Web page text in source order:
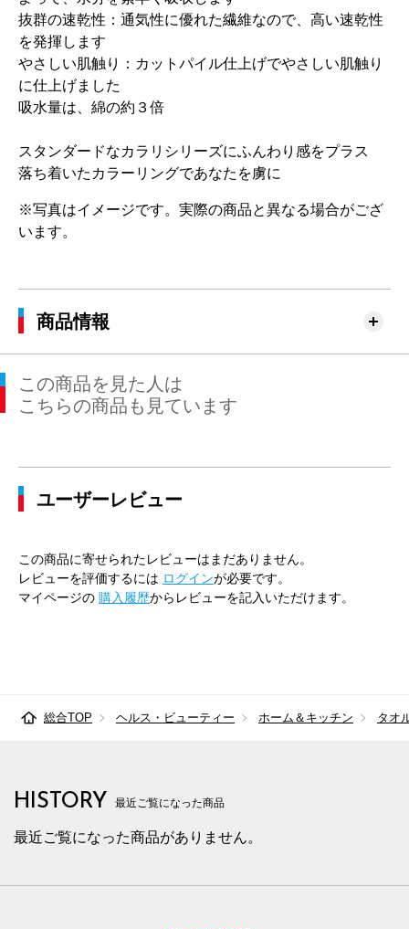
抜群の速乾性：通気性に優れた繊維なので、高い速乾性
を発揮します
やさしい肌触り：カットパイル仕上げでやさしい肌触り
に仕上げました
吸水量は、綿の約３倍
スタンダードなカラリシリーズにふんわり感をプラス
落ち着いたカラーリングであなたを虜に
※写真はイメージです。実際の商品と異なる場合がござ
います。
商品情報
この商品を見た人は
こちらの商品も見ています
ユーザーレビュー
この商品に寄せられたレビューはまだありません。
レビューを評価するには ログインが必要です。
マイページの 購入履歴からレビューを記入いただけます。
総合TOP ヘルス・ビューティー ホーム＆キッチン タオ
HISTORY 最近ご覧になった商品
最近ご覧になった商品がありません。